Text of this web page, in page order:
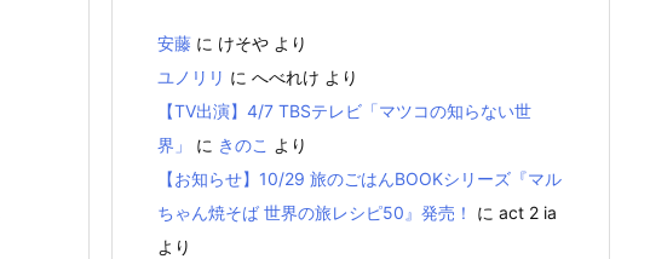
安藤 に けそや より
ユノリリ に へべれけ より
【TV出演】4/7 TBSテレビ「マツコの知らない世
界」
に きのこ より
【お知らせ】10/29 旅のごはんBOOKシリーズ『マル
ちゃん焼そば 世界の旅レシピ50』発売！
に act 2 ia
より